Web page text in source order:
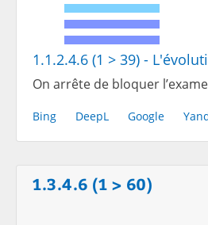
1.1.2.4.6 (1 > 39) -
On arrête de bloquer
Bing DeepL Google
1.3.4.6 (1 > 60)